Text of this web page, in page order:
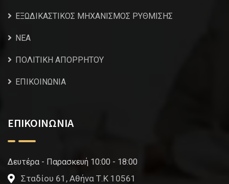
ΕΞΩΔΙΚΑΣΤΙΚΟΣ ΜΗΧΑΝΙΣΜΟΣ ΡΥΘΜΙΣΗΣ
NEA
ΠΟΛΙΤΙΚΗ ΑΠΟΡΡΗΤΟΥ
ΕΠΙΚΟΙΝΩΝΙΑ
ΕΠΙΚΟΙΝΩΝΙΑ
Δευτέρα - Παρασκευή 10:00 - 18:00
Σταδίου 61, Αθήνα Τ.Κ 10561